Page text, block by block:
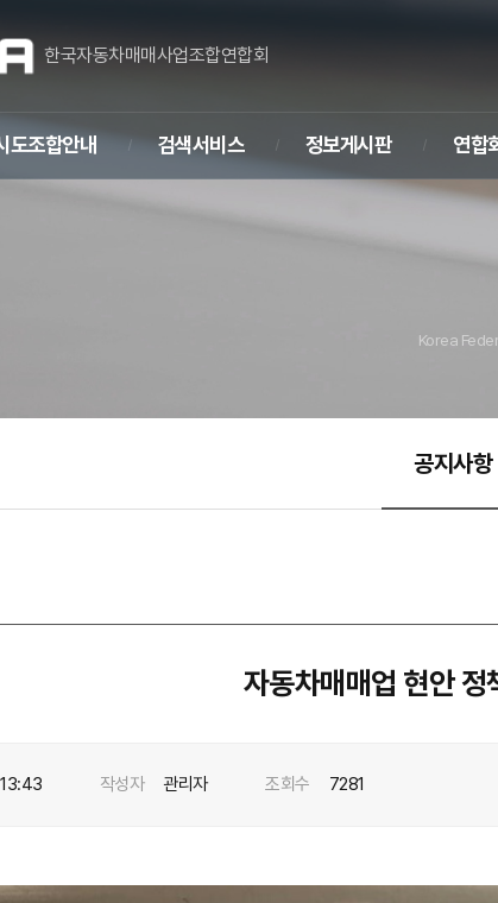
한국자동차매매사업조합연합회
도조합안내 검색서비스 정보게시판 연합
Korea
공지사항
자동차매매업 현안
작성자 관리자 조회수 7281